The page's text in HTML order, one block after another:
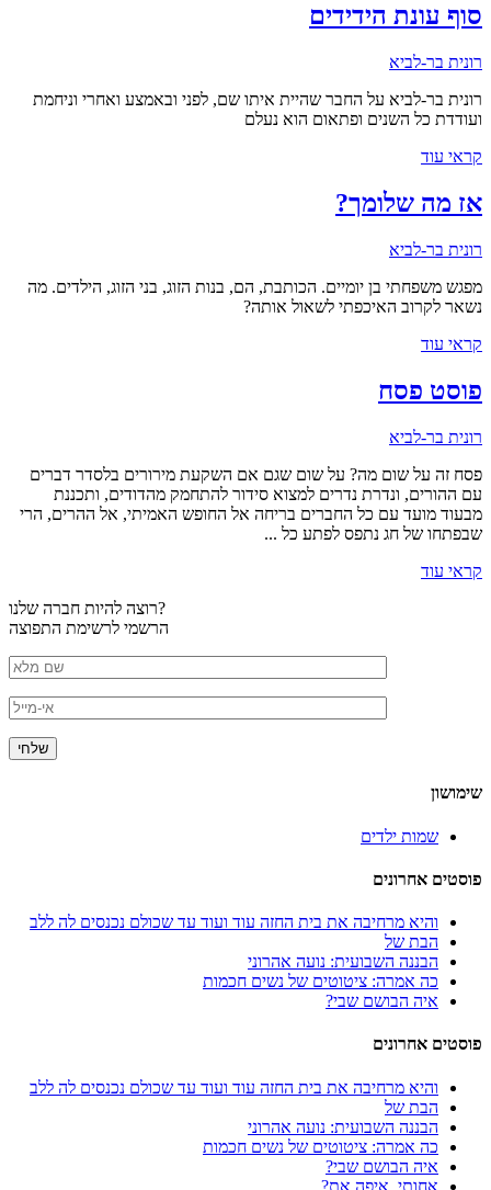
סוף עונת הידידים
רונית בר-לביא
רונית בר-לביא על החבר שהיית איתו שם, לפני ובאמצע ואחרי וניחמת
ועודדת כל השנים ופתאום הוא נעלם
קראי עוד
אז מה שלומך?
רונית בר-לביא
מפגש משפחתי בן יומיים. הכותבת, הם, בנות הזוג, בני הזוג, הילדים. מה
נשאר לקרוב האיכפתי לשאול אותה?
קראי עוד
פוסט פסח
רונית בר-לביא
פסח זה על שום מה? על שום שגם אם השקעת מירורים בלסדר דברים
עם ההורים, ונדרת נדרים למצוא סידור להתחמק מהדודים, ותכננת
מבעוד מועד עם כל החברים בריחה אל החופש האמיתי, אל ההרים, הרי
שבפתחו של חג נתפס לפתע כל ...
קראי עוד
רוצה להיות חברה שלנו?
הרשמי לרשימת התפוצה
שימושון
שמות ילדים
פוסטים אחרונים
והיא מרחיבה את בית החזה עוד ועוד עד שכולם נכנסים לה ללב
הבת של
הבננה השבועית: נועה אהרוני
כה אמרה: ציטוטים של נשים חכמות
איה הבושם שבי?
פוסטים אחרונים
והיא מרחיבה את בית החזה עוד ועוד עד שכולם נכנסים לה ללב
הבת של
הבננה השבועית: נועה אהרוני
כה אמרה: ציטוטים של נשים חכמות
איה הבושם שבי?
אחותי, איפה את?